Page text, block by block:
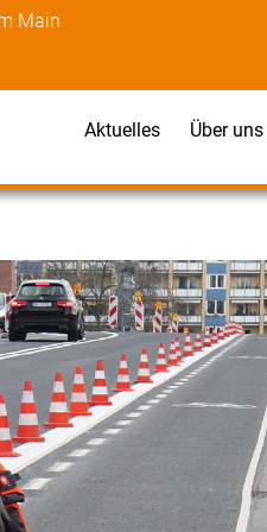
Main
Aktuelles Über uns